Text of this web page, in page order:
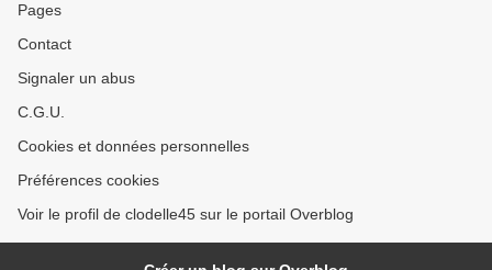
Pages
Contact
Signaler un abus
C.G.U.
Cookies et données personnelles
Préférences cookies
Voir le profil de clodelle45 sur le portail Overblog